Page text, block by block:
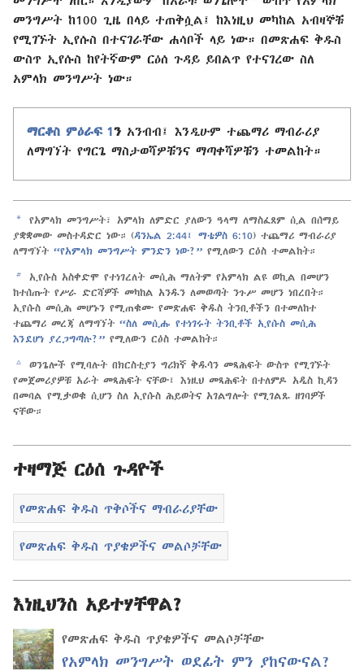
መንግሥት ከ100 ጊዜ በላይ ተጠቅሷል፤ ከእነዚህ መካከል አብዛኞቹ
የሚገኙት ኢየሱስ በተናገራቸው ሐሳቦች ላይ ነው። በመጽሐፍ ቅዱስ
ውስጥ ኢየሱስ ከየትኛውም ርዕሰ ጉዳይ ይበልጥ የተናገረው ስለ
አምላክ መንግሥት ነው።
ማርቆስ ምዕራፍ 1ን አንብብ፤ እንዲሁም ተጨማሪ ማብራሪያ
ለማግኘት የግርጌ ማስታወሻዎቹንና ማጣቀሻዎቹን ተመልከት።
a
የአምላክ መንግሥት፣ አምላክ ለምድር ያለውን ዓላማ ለማስፈጸም ሲል በሰማይ
ያቋቋመው መስተዳድር ነው። (ዳንኤል 2:44፤ ማቴዎስ 6:10) ተጨማሪ ማብራሪያ
ለማግኘት “የአምላክ መንግሥት ምንድን ነው?” የሚለውን ርዕስ ተመልከት።
b
ኢየሱስ አስቀድሞ የተነገረለት መሲሕ ማለትም የአምላክ ልዩ ወኪል በመሆን
ከተሰጡት የሥራ ድርሻዎች መካከል አንዱን ለመወጣት ንጉሥ መሆን ነበረበት።
ኢየሱስ መሲሕ መሆኑን የሚጠቁሙ የመጽሐፍ ቅዱስ ትንቢቶችን በተመለከተ
ተጨማሪ መረጃ ለማግኘት “ስለ መሲሑ የተነገሩት ትንቢቶች ኢየሱስ መሲሕ
እንደሆነ ያረጋግጣሉ?” የሚለውን ርዕስ ተመልከት።
c
ወንጌሎች የሚባሉት በክርስቲያን ግሪክኛ ቅዱሳን መጻሕፍት ውስጥ የሚገኙት
የመጀመሪያዎቹ አራት መጻሕፍት ናቸው፤ እነዚህ መጻሕፍት በተለምዶ አዲስ ኪዳን
በመባል የሚታወቁ ሲሆን ስለ ኢየሱስ ሕይወትና አገልግሎት የሚገልጹ ዘገባዎች
ናቸው።
ተዛማጅ ርዕሰ ጉዳዮች
የመጽሐፍ ቅዱስ ጥቅሶችና ማብራሪያቸው
የመጽሐፍ ቅዱስ ጥያቄዎችና መልሶቻቸው
እነዚህንስ አይተሃቸዋል?
የመጽሐፍ ቅዱስ ጥያቄዎችና መልሶቻቸው
የአምላክ መንግሥት ወደፊት ምን ያከናውናል?